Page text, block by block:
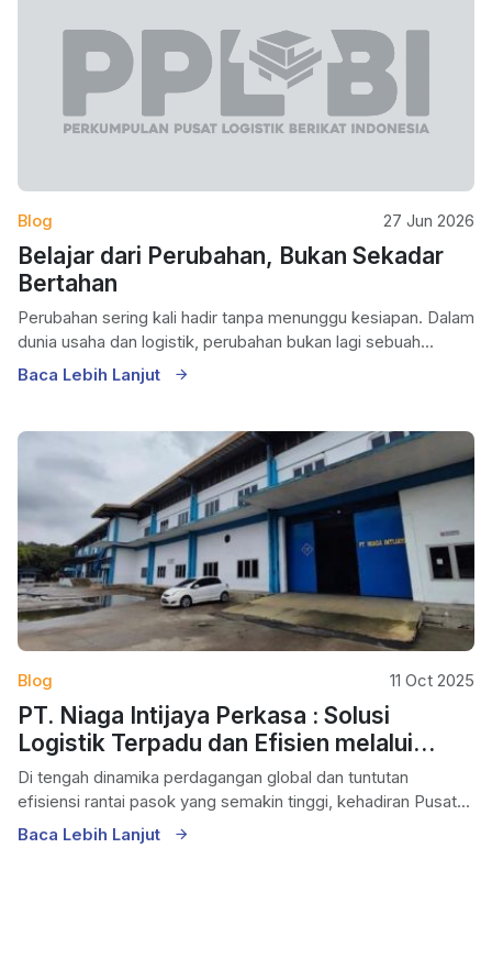
Blog 27 Jun 2026
Belajar dari Perubahan, Bukan Sekadar
Bertahan
Perubahan sering kali hadir tanpa menunggu kesiapan. Dalam
dunia usaha dan logistik, perubahan bukan lagi sebuah...
Baca Lebih Lanjut
Blog 11 Oct 2025
PT. Niaga Intijaya Perkasa : Solusi
Logistik Terpadu dan Efisien melalui
Pusat Logistik Berikat (PLB)
Di tengah dinamika perdagangan global dan tuntutan
efisiensi rantai pasok yang semakin tinggi, kehadiran Pusat...
Baca Lebih Lanjut